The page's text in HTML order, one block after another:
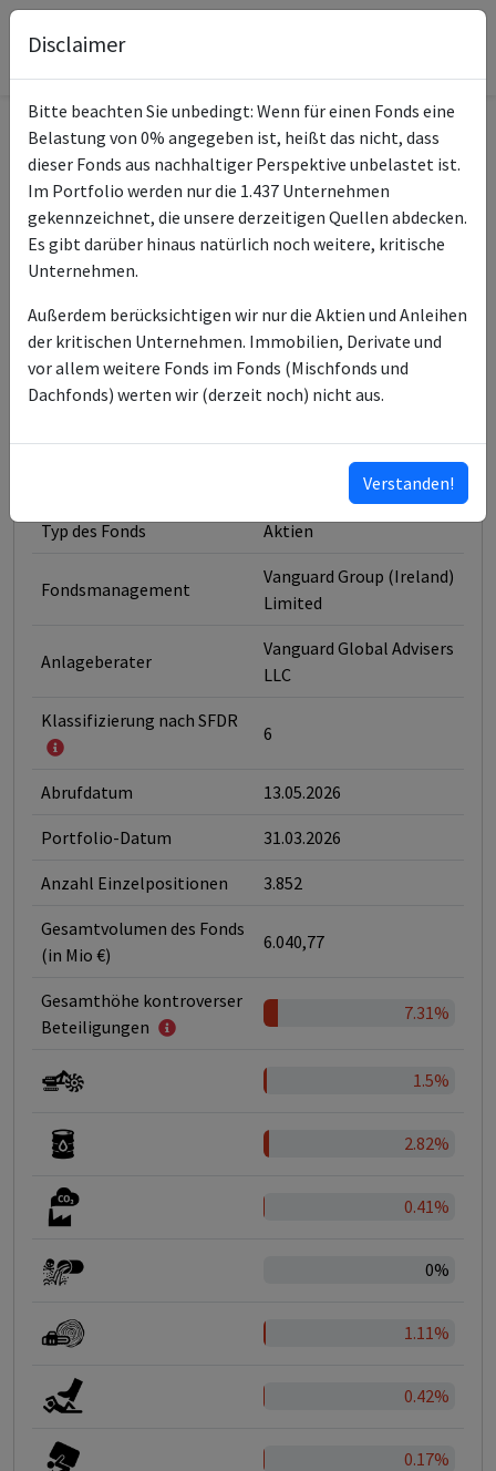
Informationen zum Fonds
Name
Vanguard Global Small-
Cap Index USD Acc
ISIN des Fonds
ISINs weiterer
Anteilsklassen
IE00BYSX7R45
IE00BGCC4W53
IE00BGCC4Y77
IE00BDCXSH02
ISINs ausklappen
Typ des Fonds Aktien
Fondsmanagement
Vanguard Group (Ireland)
Limited
Anlageberater
Vanguard Global Advisers
LLC
Klassifizierung nach SFDR
6
Abrufdatum 13.05.2026
Portfolio-Datum 31.03.2026
Anzahl Einzelpositionen 3.852
Gesamtvolumen des Fonds
(in Mio €)
6.040,77
Gesamthöhe kontroverser
Beteiligungen
7.31%
1.5%
2.82%
0.41%
0%
1.11%
0.42%
0.17%
Disclaimer
Bitte beachten Sie unbedingt: Wenn für einen Fonds eine
Belastung von 0% angegeben ist, heißt das nicht, dass
dieser Fonds aus nachhaltiger Perspektive unbelastet ist.
Im Portfolio werden nur die 1.437 Unternehmen
gekennzeichnet, die unsere derzeitigen Quellen abdecken.
Es gibt darüber hinaus natürlich noch weitere, kritische
Unternehmen.
Außerdem berücksichtigen wir nur die Aktien und Anleihen
der kritischen Unternehmen. Immobilien, Derivate und
vor allem weitere Fonds im Fonds (Mischfonds und
Dachfonds) werten wir (derzeit noch) nicht aus.
Verstanden!